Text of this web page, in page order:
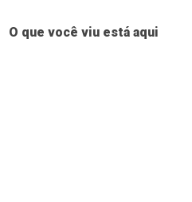
O que você viu está aqui